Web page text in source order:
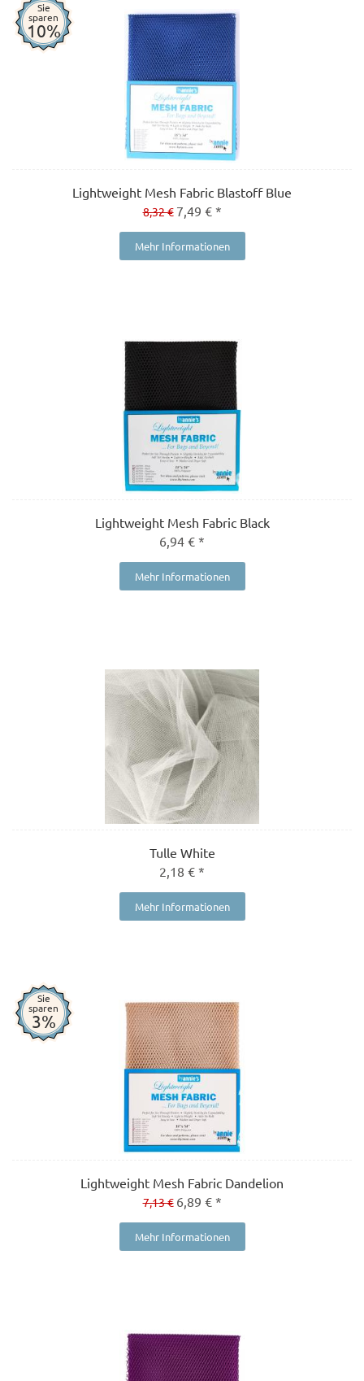
Sie
sparen
10%
Lightweight Mesh Fabric Blastoff Blue
8,32 € 7,49 € *
Mehr Informationen
Lightweight Mesh Fabric Black
6,94 € *
Mehr Informationen
Tulle White
2,18 € *
Mehr Informationen
Sie
sparen
3%
Lightweight Mesh Fabric Dandelion
7,13 € 6,89 € *
Mehr Informationen